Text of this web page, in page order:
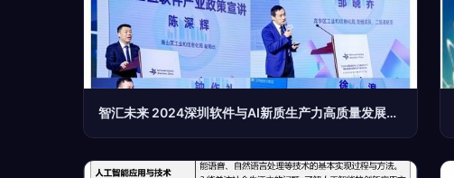
智汇未来 2024深圳软件与AI新质生产力高质量发展大会圆满闭幕